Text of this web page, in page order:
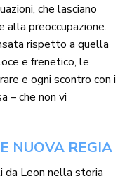
che lasciano
preoccupazione.
rispetto a quella
e frenetico, le
e ogni scontro con i
– che non vi
NUOVA REGIA
da Leon nella storia